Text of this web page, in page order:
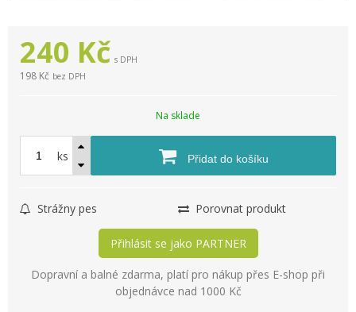
240 Kč s DPH
198 Kč bez DPH
Na sklade
ks Přidat do košíku
Strážny pes Porovnat produkt
Přihlásit se jako PARTNER
Dopravní a balné zdarma, platí pro nákup přes E-shop při
objednávce nad 1000 Kč